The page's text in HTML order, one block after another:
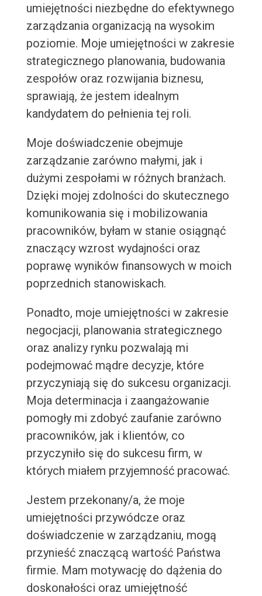
umiejętności niezbędne do efektywnego
zarządzania organizacją na wysokim
poziomie. Moje umiejętności w zakresie
strategicznego planowania, budowania
zespołów oraz rozwijania biznesu,
sprawiają, że jestem idealnym
kandydatem do pełnienia tej roli.
Moje doświadczenie obejmuje
zarządzanie zarówno małymi, jak i
dużymi zespołami w różnych branżach.
Dzięki mojej zdolności do skutecznego
komunikowania się i mobilizowania
pracowników, byłam w stanie osiągnąć
znaczący wzrost wydajności oraz
poprawę wyników finansowych w moich
poprzednich stanowiskach.
Ponadto, moje umiejętności w zakresie
negocjacji, planowania strategicznego
oraz analizy rynku pozwalają mi
podejmować mądre decyzje, które
przyczyniają się do sukcesu organizacji.
Moja determinacja i zaangażowanie
pomogły mi zdobyć zaufanie zarówno
pracowników, jak i klientów, co
przyczyniło się do sukcesu firm, w
których miałem przyjemność pracować.
Jestem przekonany/a, że moje
umiejętności przywódcze oraz
doświadczenie w zarządzaniu, mogą
przynieść znaczącą wartość Państwa
firmie. Mam motywację do dążenia do
doskonałości oraz umiejętność